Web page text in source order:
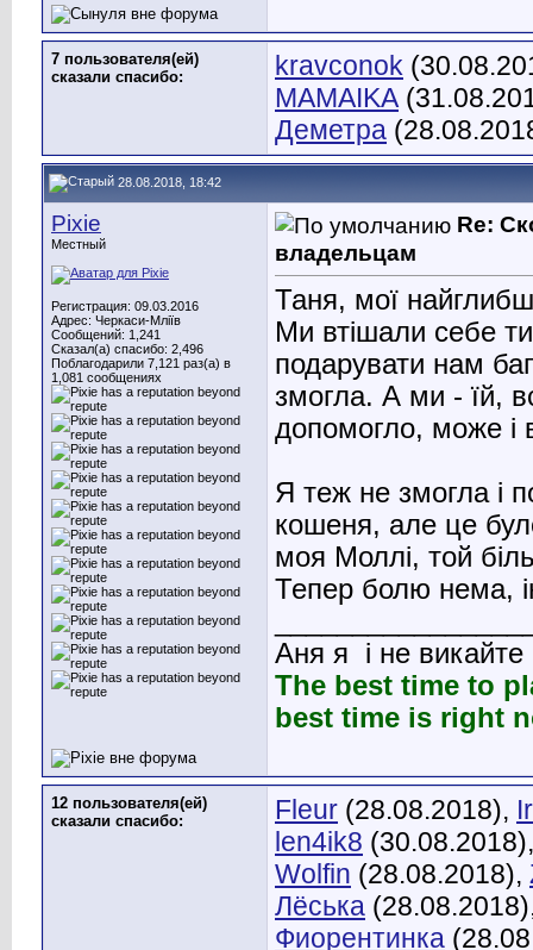
7 пользователя(ей)
сказали cпасибо:
kravconok
MAMAIKA
Деметра
28.08.2018, 18:42
Pixie
Местный
Регистрация: 09.03.2016
Адрес: Черкаси-Мліїв
Сообщений: 1,241
Сказал(а) спасибо: 2,496
Поблагодарили 7,121 раз(а) в
1,081 сообщениях
Re:
владельцам
Таня, мої
Ми втішали себе
подарувати нам
змогла. А ми - їй,
допомогло, може
Я теж не змогла і
кошеня, але це
моя Моллі, той
Тепер болю нема,
Аня я
і не
The best time to
best time is right
12 пользователя(ей)
сказали cпасибо:
Fleur (28.08.2018),
len4ik8
Wolfin (28.08.2018),
Лёська
Фиорентинка